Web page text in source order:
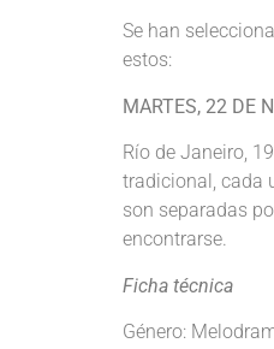
Se han
estos:
MARTES, 22 DE
Río de Janeiro,
tradicional, cada
son separadas
encontrarse.
Ficha técnica
Género: